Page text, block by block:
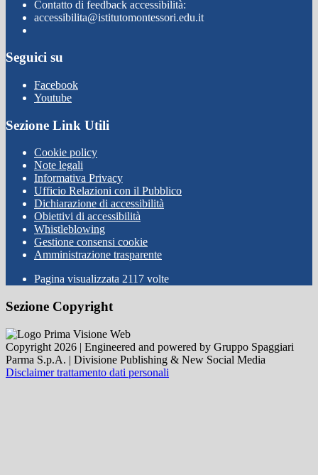
Contatto di feedback accessibilità:
accessibilita@istitutomontessori.edu.it
Seguici su
Facebook
Youtube
Sezione Link Utili
Cookie policy
Note legali
Informativa Privacy
Ufficio Relazioni con il Pubblico
Dichiarazione di accessibilità
Obiettivi di accessibilità
Whistleblowing
Gestione consensi cookie
Amministrazione trasparente
Pagina visualizzata 2117 volte
Sezione Copyright
Copyright 2026 | Engineered and powered by Gruppo Spaggiari
Parma S.p.A. | Divisione Publishing & New Social Media
Disclaimer trattamento dati personali